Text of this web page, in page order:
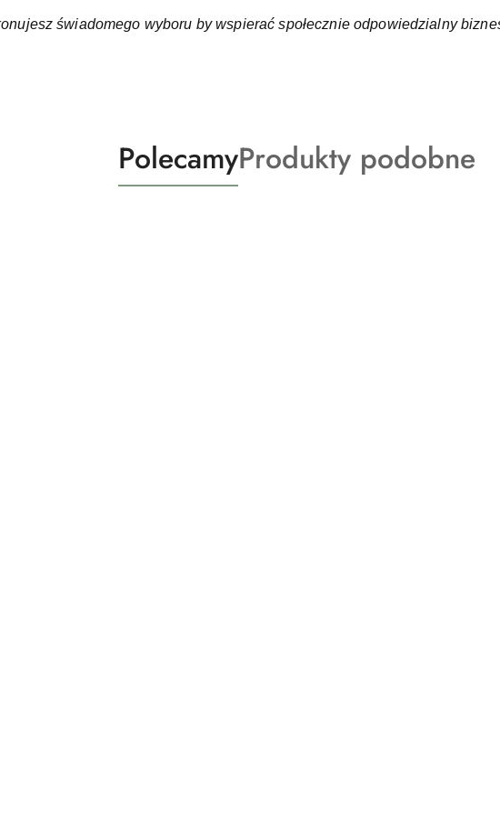
świadomego wyboru by wspierać społecznie odpowiedzialny
Produkty
o
PolecamyProdukty
o
Produkty podobne